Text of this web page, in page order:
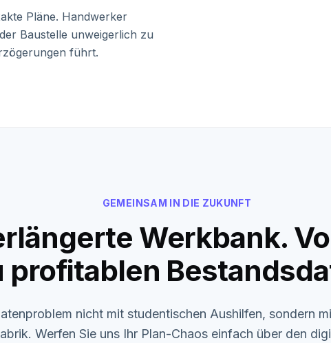
Pläne. Handwerker
Baustelle unweigerlich zu
führt.
GEMEINSAM IN DIE ZUKUNFT
Werkbank.
profitablen
nicht mit studentischen Aushilfen, sondern
Werfen Sie uns Ihr Plan-Chaos einfach über den